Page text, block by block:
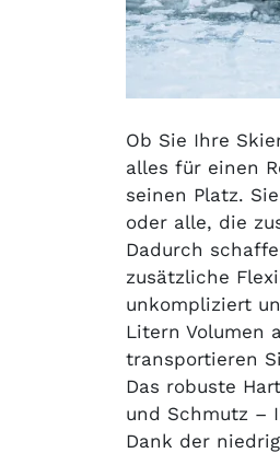
Ob Sie Ihre
alles für einen
seinen Platz.
oder alle, die
Dadurch
zusätzliche
unkompliziert
Litern Volumen
transportieren
Das robuste
und Schmutz –
Dank der